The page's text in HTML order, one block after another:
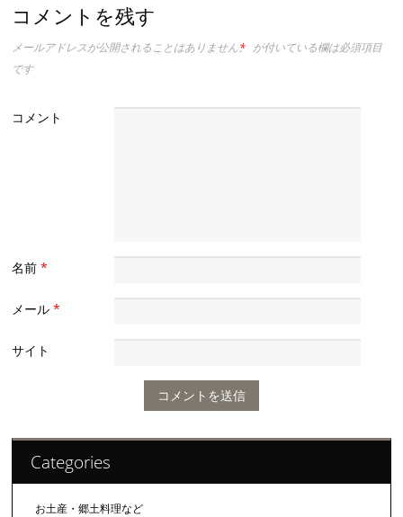
コメントを残す
メールアドレスが公開されることはありません。
* が付いている欄は必須項目
です
コメント
名前*
メール*
サイト
Categories
お土産・郷土料理など